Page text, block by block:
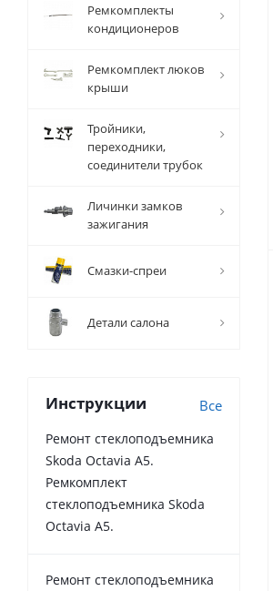
Ремкомплекты
кондиционеров
Ремкомплект люков
крыши
Тройники,
переходники,
соединители трубок
Личинки замков
зажигания
Смазки-спреи
Детали салона
Инструкции Все
Ремонт стеклоподъемника
Skoda Octavia A5.
Ремкомплект
стеклоподъемника Skoda
Octavia A5.
Ремонт стеклоподъемника